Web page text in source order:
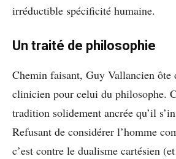
irréductible spécificité humaine.
Un traité de philosophie
Chemin faisant, Guy Vallancien ôte
clinicien pour celui du philosophe.
tradition solidement ancrée qu’il
Refusant de considérer l’homme
c’est contre le dualisme cartésien